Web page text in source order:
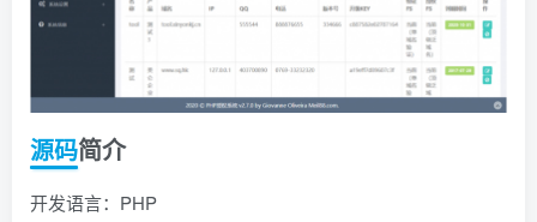
源码简介
开发语言：PHP